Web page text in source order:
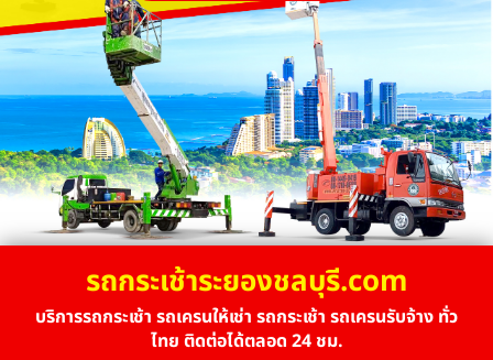
รถกระเช้าระยองชลบุรี.com
บริการรถกระเช้า รถเครนให้เช่า รถกระเช้า รถเครนรับจ้าง ทั่ว
ไทย ติดต่อได้ตลอด 24 ชม.